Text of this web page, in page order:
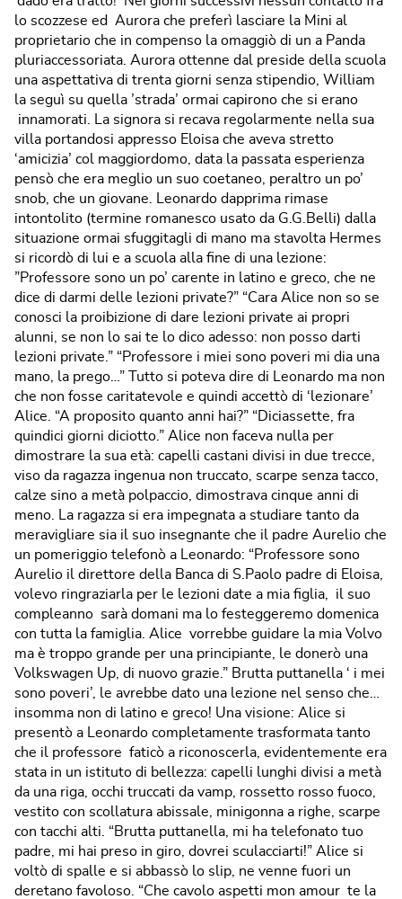
lo scozzese ed Aurora che preferì lasciare la Mini al
proprietario che in compenso la omaggiò di un a Panda
pluriaccessoriata. Aurora ottenne dal preside della scuola
una aspettativa di trenta giorni senza stipendio, William
la seguì su quella ’strada’ ormai capirono che si erano
innamorati. La signora si recava regolarmente nella sua
villa portandosi appresso Eloisa che aveva stretto
‘amicizia’ col maggiordomo, data la passata esperienza
pensò che era meglio un suo coetaneo, peraltro un po’
snob, che un giovane. Leonardo dapprima rimase
intontolito (termine romanesco usato da G.G.Belli) dalla
situazione ormai sfuggitagli di mano ma stavolta Hermes
si ricordò di lui e a scuola alla fine di una lezione:
”Professore sono un po’ carente in latino e greco, che ne
dice di darmi delle lezioni private?” “Cara Alice non so se
conosci la proibizione di dare lezioni private ai propri
alunni, se non lo sai te lo dico adesso: non posso darti
lezioni private.” “Professore i miei sono poveri mi dia una
mano, la prego…” Tutto si poteva dire di Leonardo ma non
che non fosse caritatevole e quindi accettò di ‘lezionare’
Alice. “A proposito quanto anni hai?” “Diciassette, fra
quindici giorni diciotto.” Alice non faceva nulla per
dimostrare la sua età: capelli castani divisi in due trecce,
viso da ragazza ingenua non truccato, scarpe senza tacco,
calze sino a metà polpaccio, dimostrava cinque anni di
meno. La ragazza si era impegnata a studiare tanto da
meravigliare sia il suo insegnante che il padre Aurelio che
un pomeriggio telefonò a Leonardo: “Professore sono
Aurelio il direttore della Banca di S.Paolo padre di Eloisa,
volevo ringraziarla per le lezioni date a mia figlia, il suo
compleanno sarà domani ma lo festeggeremo domenica
con tutta la famiglia. Alice vorrebbe guidare la mia Volvo
ma è troppo grande per una principiante, le donerò una
Volkswagen Up, di nuovo grazie.” Brutta puttanella ‘ i mei
sono poveri’, le avrebbe dato una lezione nel senso che…
insomma non di latino e greco! Una visione: Alice si
presentò a Leonardo completamente trasformata tanto
che il professore faticò a riconoscerla, evidentemente era
stata in un istituto di bellezza: capelli lunghi divisi a metà
da una riga, occhi truccati da vamp, rossetto rosso fuoco,
vestito con scollatura abissale, minigonna a righe, scarpe
con tacchi alti. “Brutta puttanella, mi ha telefonato tuo
padre, mi hai preso in giro, dovrei sculacciarti!” Alice si
voltò di spalle e si abbassò lo slip, ne venne fuori un
deretano favoloso. “Che cavolo aspetti mon amour te la